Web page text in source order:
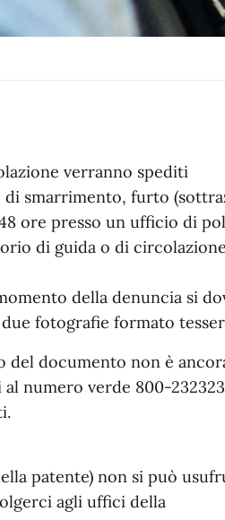
verranno spediti
di smarrimento, furto
ore presso un ufficio di
di guida o di
della denuncia si
fotografie formato
del documento non è
numero verde 800-
patente) non si può
agli uffici della